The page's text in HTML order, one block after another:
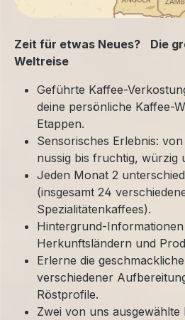
Zeit für etwas Neues? Die
Weltreise
Geführte Kaffee-
deine persönliche Kaffee-
Etappen.
Sensorisches Erlebnis:
nussig bis fruchtig, würzig
Jeden Monat 2
(insgesamt 24
Spezialitätenkaffees).
Hintergrund-
Herkunftsländern und
Erlerne die
verschiedener
Röstprofile.
Zwei von uns ausgewählte